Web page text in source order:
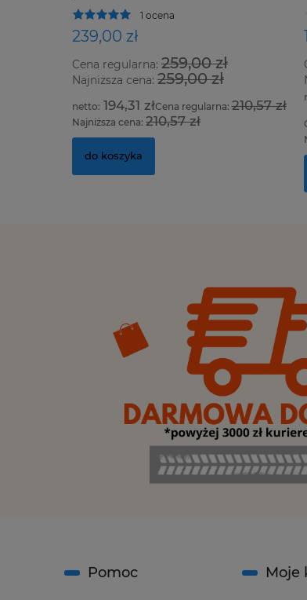
1 ocena
239,00 zł
Cena regularna: 259,00 zł
Najniższa cena: 259,00 zł
194,31 złCena regularna:210,57 zł
Najniższa cena: 210,57 zł
do koszyka
Pomoc Moje